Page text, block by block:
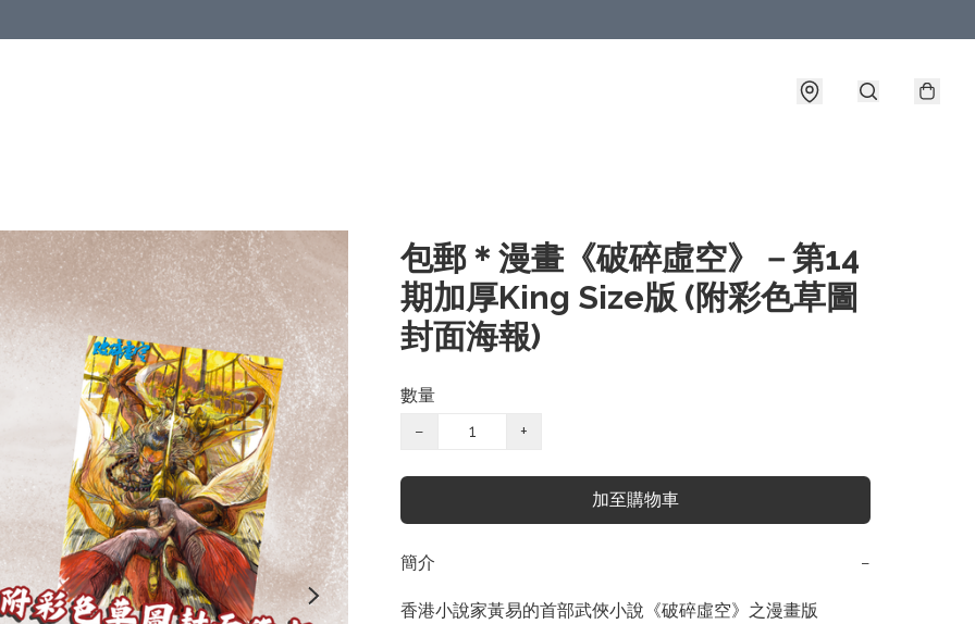
包郵＊漫畫《破碎虛空》－第14
期加厚King Size版 (附彩色草圖
封面海報)
數量
−
+
加至購物車
簡介 −
香港小說家黃易的首部武俠小說《破碎虛空》之漫畫版